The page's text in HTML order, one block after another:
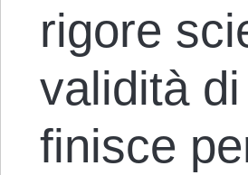
rigore
validità
finisce